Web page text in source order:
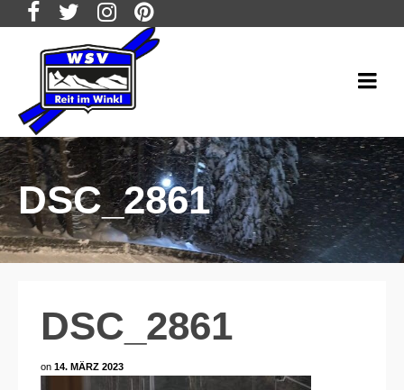
DSC_2861
DSC_2861
on 14. MÄRZ 2023